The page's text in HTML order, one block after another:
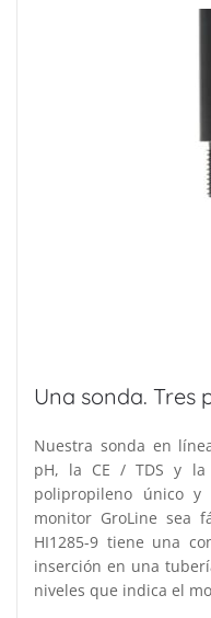
Una sonda. Tres
Nuestra sonda en
pH, la CE / TDS y
polipropileno único
monitor GroLine sea
HI1285-9 tiene una
inserción en una
niveles que indica el